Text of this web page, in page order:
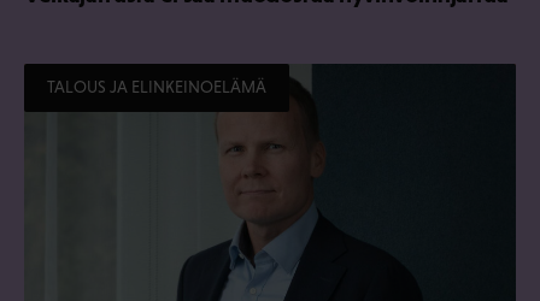
TALOUS JA ELINKEINOELÄMÄ